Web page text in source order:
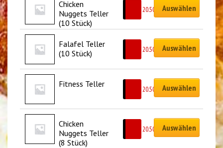
Chicken
Nuggets Teller
(10 Stück)
20.50 Auswählen
Falafel Teller
(10 Stück)
20.50 Auswählen
Fitness Teller
20.50 Auswählen
Chicken
Nuggets Teller
(8 Stück)
20.50 Auswählen